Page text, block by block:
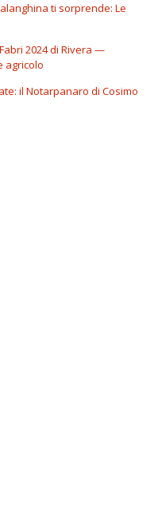
ti sorprende: Le
2024 di Rivera —
agricolo
il Notarpanaro di Cosimo